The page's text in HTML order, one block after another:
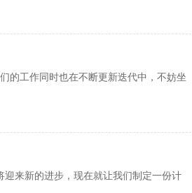
的工作同时也在不断更新迭代中，不妨坐
来新的进步，现在就让我们制定一份计